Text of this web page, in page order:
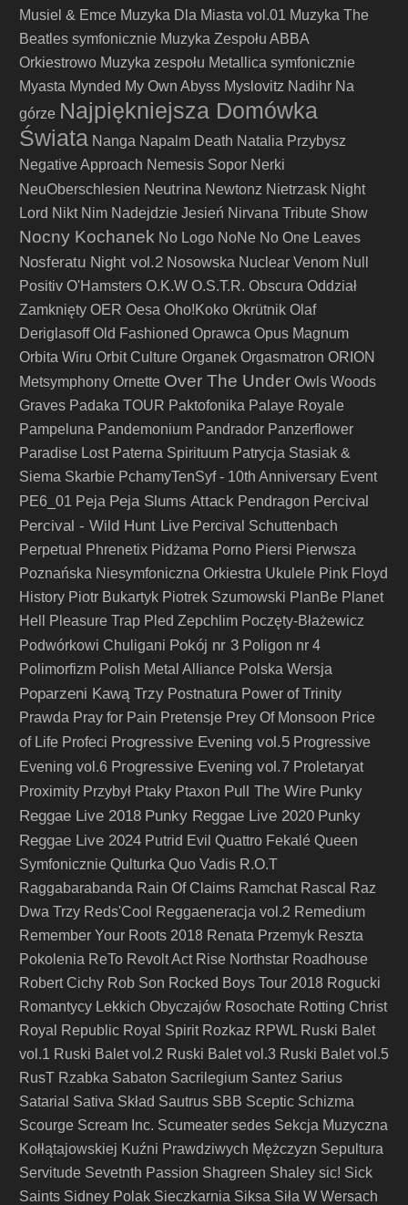
Musiel & Emce Muzyka Dla Miasta vol.01 Muzyka The
Beatles symfonicznie Muzyka Zespołu ABBA
Orkiestrowo Muzyka zespołu Metallica symfonicznie
Myasta Mynded My Own Abyss Myslovitz Nadihr Na
górze Najpiękniejsza Domówka
Świata Nanga Napalm Death Natalia Przybysz
Negative Approach Nemesis Sopor Nerki
NeuOberschlesien Neutrina Newtonz Nietrzask Night
Lord Nikt Nim Nadejdzie Jesień Nirvana Tribute Show
Nocny Kochanek No Logo NoNe No One Leaves
Nosferatu Night vol.2 Nosowska Nuclear Venom Null
Positiv O'Hamsters O.K.W O.S.T.R. Obscura Oddział
Zamknięty OER Oesa Oho!Koko Okrütnik Olaf
Deriglasoff Old Fashioned Oprawca Opus Magnum
Orbita Wiru Orbit Culture Organek Orgasmatron ORION
Metsymphony Ornette Over The Under Owls Woods
Graves Padaka TOUR Paktofonika Palaye Royale
Pampeluna Pandemonium Pandrador Panzerflower
Paradise Lost Paterna Spirituum Patrycja Stasiak &
Siema Skarbie PchamyTenSyf - 10th Anniversary Event
PE6_01 Peja Peja Slums Attack Pendragon Percival
Percival - Wild Hunt Live Percival Schuttenbach
Perpetual
Phrenetix Pidżama Porno Piersi Pierwsza
Poznańska Niesymfoniczna Orkiestra Ukulele Pink Floyd
History Piotr Bukartyk Piotrek Szumowski PlanBe Planet
Hell
Pleasure Trap Pled Zepchlim Poczęty-Błażewicz
Podwórkowi Chuligani Pokój nr 3 Poligon nr 4
Polimorfizm Polish Metal Alliance Polska Wersja
Poparzeni Kawą Trzy Postnatura Power of Trinity
Prawda Pray for Pain Pretensje Prey Of Monsoon Price
of Life Profeci Progressive Evening vol.5 Progressive
Evening vol.6 Progressive Evening vol.7 Proletaryat
Proximity Przybył Ptaky Ptaxon Pull The Wire Punky
Reggae Live 2018 Punky Reggae Live 2020 Punky
Reggae Live 2024 Putrid Evil Quattro Fekalé Queen
Symfonicznie Qulturka Quo Vadis R.O.T
Raggabarabanda Rain Of Claims Ramchat Rascal
Raz
Dwa Trzy Reds'Cool Reggaeneracja vol.2 Remedium
Remember Your Roots 2018 Renata Przemyk Reszta
Pokolenia ReTo Revolt Act Rise Northstar Roadhouse
Robert Cichy Rob Son Rocked Boys Tour 2018 Rogucki
Romantycy Lekkich Obyczajów Rosochate Rotting Christ
Royal Republic Royal Spirit Rozkaz RPWL Ruski Balet
vol.1 Ruski Balet vol.2 Ruski Balet vol.3 Ruski Balet vol.5
RusT Rzabka Sabaton Sacrilegium Santez Sarius
Satarial Sativa Skład Sautrus SBB Sceptic Schizma
Scourge Scream Inc. Scumeater sedes Sekcja Muzyczna
Kołłątajowskiej Kuźni Prawdziwych Mężczyzn Sepultura
Servitude Sevetnth Passion Shagreen Shaley sic! Sick
Saints Sidney Polak Sieczkarnia Siksa Siła W Wersach